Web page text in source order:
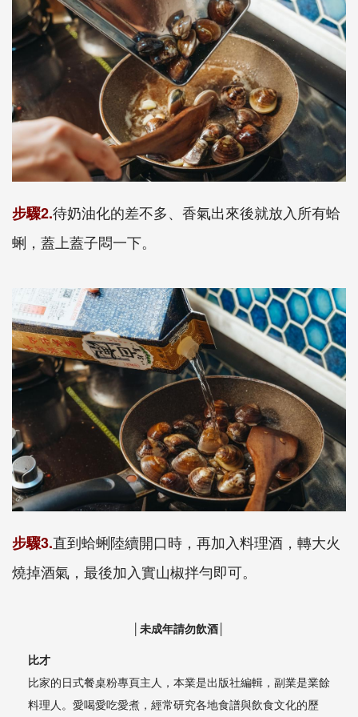
步驟2.待奶油化的差不多、香氣出來後就放入所有蛤
蜊，蓋上蓋子悶一下。
步驟3.直到蛤蜊陸續開口時，再加入料理酒，轉大火
燒掉酒氣，最後加入實山椒拌勻即可。
│未成年請勿飲酒│
比才
比家的日式餐桌粉專頁主人，本業是出版社編輯，副業是業餘
料理人。愛喝愛吃愛煮，經常研究各地食譜與飲食文化的歷